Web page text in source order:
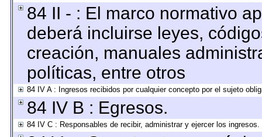
84 II - : El marco normativo
deberá incluirse leyes,
creación, manuales
políticas, entre otros
84 IV A : Ingresos recibidos por cualquier concepto por el sujeto
84 IV B : Egresos.
84 IV C : Responsables de recibir, administrar y ejercer los ingresos.